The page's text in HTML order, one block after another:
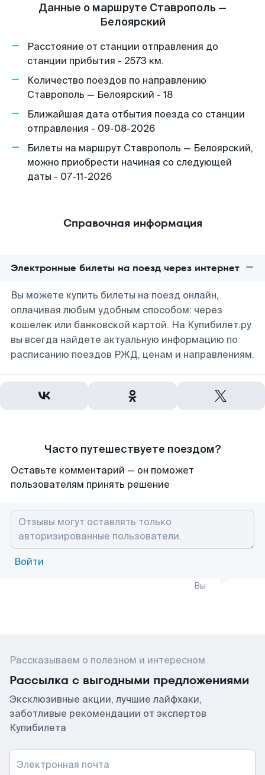
Данные о маршруте Ставрополь —
Белоярский
Расстояние от станции отправления до
станции прибытия - 2573 км.
Количество поездов по направлению
Ставрополь — Белоярский - 18
Ближайшая дата отбытия поезда со станции
отправления - 09-08-2026
Билеты на маршрут Ставрополь — Белоярский,
можно приобрести начиная со следующей
даты - 07-11-2026
Справочная информация
Электронные билеты на поезд через интернет
Вы можете купить билеты на поезд онлайн,
оплачивая любым удобным способом: через
кошелек или банковской картой. На Купибилет.ру
вы всегда найдете актуальную информацию по
расписанию поездов РЖД, ценам и направлениям.
Часто путешествуете поездом?
Оставьте комментарий — он поможет
пользователям принять решение
Войти
Вы
Рассказываем о полезном и интересном
Рассылка с выгодными предложениями
Эксклюзивные акции, лучшие лайфхаки,
заботливые рекомендации от экспертов
Купибилета
Электронная почта